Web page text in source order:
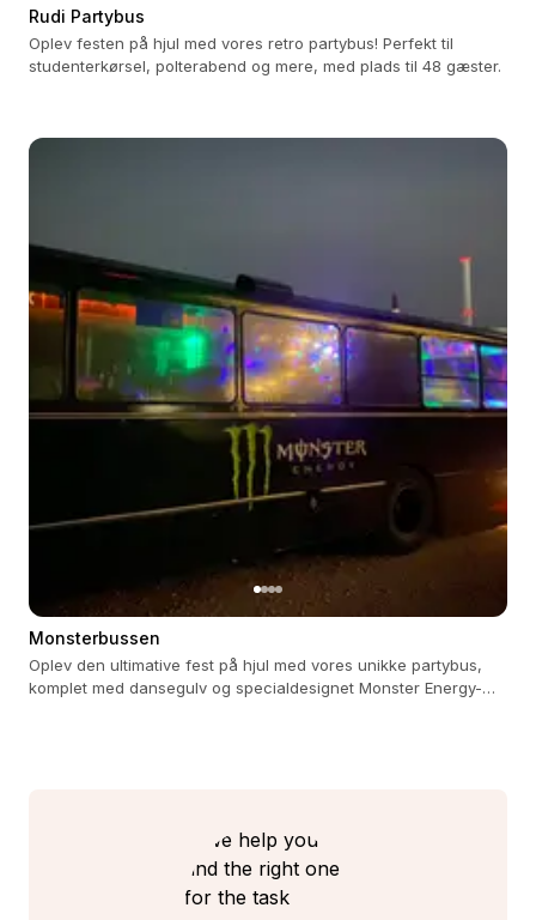
Rudi Partybus
Oplev festen på hjul med vores retro partybus! Perfekt til
studenterkørsel, polterabend og mere, med plads til 48 gæster.
Monsterbussen
Oplev den ultimative fest på hjul med vores unikke partybus,
komplet med dansegulv og specialdesignet Monster Energy-